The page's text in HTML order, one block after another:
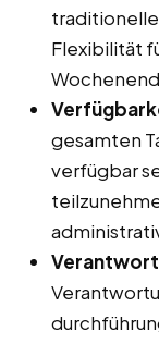
Flexibilität
gesamten
verfügbar